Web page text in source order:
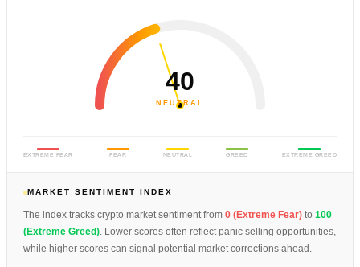
40
NEUTRAL
EXTREME FEAR FEAR NEUTRAL GREED EXTREME GREED
MARKET SENTIMENT INDEX
The index tracks crypto market sentiment from 0 (Extreme Fear)to 100
(Extreme Greed). Lower scores often reflect panic selling opportunities,
while higher scores can signal potential market corrections ahead.